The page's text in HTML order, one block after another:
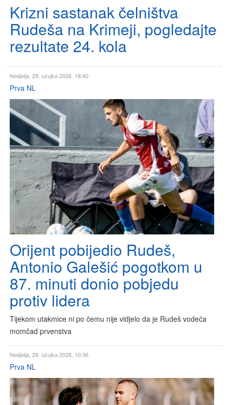
Krizni sastanak čelništva
Rudeša na Krimeji, pogledajte
rezultate 24. kola
Nedjelja, 29. ožujka 2026. 18:40
Prva NL
Orijent pobijedio Rudeš,
Antonio Galešić pogotkom u
87. minuti donio pobjedu
protiv lidera
Tijekom utakmice ni po čemu nije vidjelo da je Rudeš vodeća
momčad prvenstva
Nedjelja, 29. ožujka 2026. 10:36
Prva NL